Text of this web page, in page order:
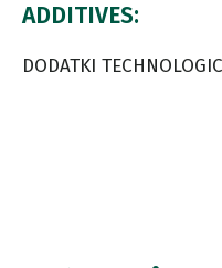
ADDITIVES:
DODATKI